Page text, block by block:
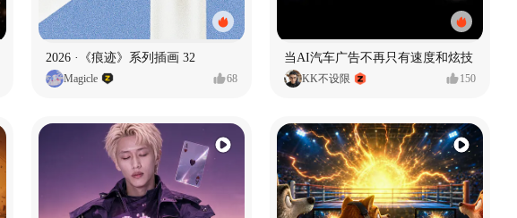
2026 ·《痕迹》系列插画 32
Magicle 68
当AI汽车广告不再只有速度和炫技
KK不设限 150